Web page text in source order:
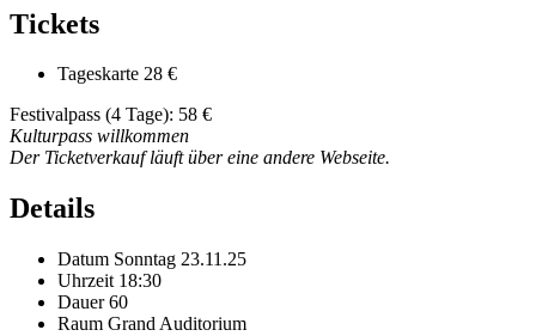
Tickets
Tageskarte 28 €
Festivalpass (4 Tage): 58 €
Kulturpass willkommen
Der Ticketverkauf läuft über eine andere Webseite.
Details
Datum Sonntag 23.11.25
Uhrzeit 18:30
Dauer 60
Raum Grand Auditorium